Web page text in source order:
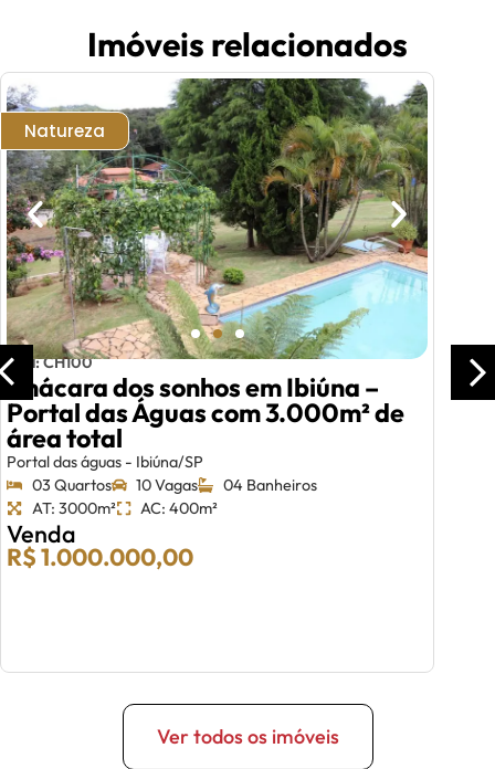
Imóveis relacionados
Natureza
Cód: CH100
Chácara dos sonhos em Ibiúna –
Portal das Águas com 3.000m² de
área total
Portal das águas - Ibiúna/SP
03 Quartos
10 Vagas
04 Banheiros
AT: 3000m²
AC: 400m²
Venda
R$ 1.000.000,00
Ver todos os imóveis